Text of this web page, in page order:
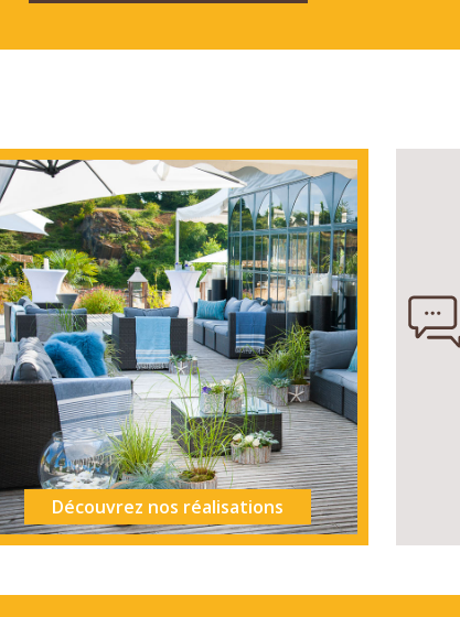
Découvrez nos réalisations